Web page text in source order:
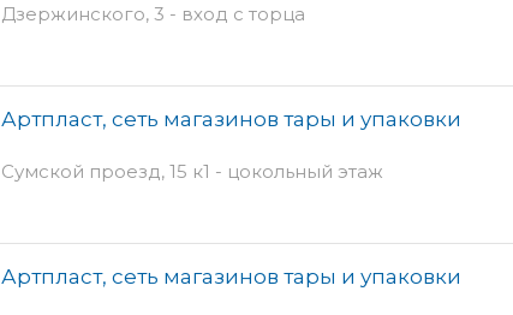
Дзержинского, 3 - вход с торца
Артпласт, сеть магазинов тары и упаковки
Сумской проезд, 15 к1 - цокольный этаж
Артпласт, сеть магазинов тары и упаковки